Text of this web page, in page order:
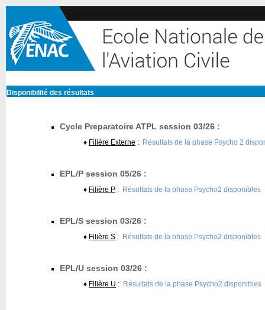
Disponibilité des résultats
Cycle Preparatoire ATPL session 03/26 :
♦ Filière Externe : Résultats de la phase Psycho 2
EPL/P session 05/26 :
♦ Filière P : Résultats de la phase Psycho2 disponibles
EPL/S session 03/26 :
♦ Filière S : Résultats de la phase Psycho2 disponibles
EPL/U session 03/26 :
♦ Filière U : Résultats de la phase Psycho2 disponibles